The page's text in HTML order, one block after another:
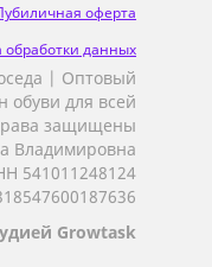
оферта
обработки данных
| Оптовый
обуви для всей
защищены
Владимировна
541011248124
Growtask